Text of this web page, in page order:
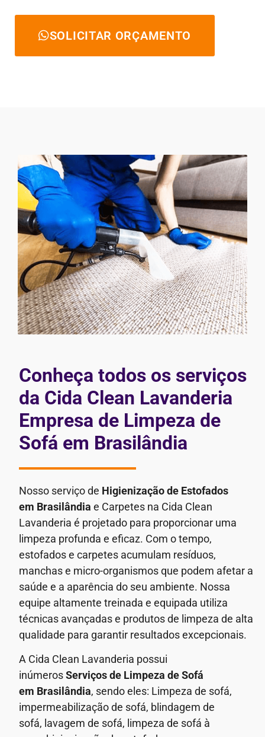
SOLICITAR ORÇAMENTO
Conheça todos os serviços
da Cida Clean Lavanderia
Empresa de Limpeza de
Sofá em Brasilândia
Nosso serviço de Higienização de Estofados
em Brasilândia e Carpetes na Cida Clean
Lavanderia é projetado para proporcionar uma
limpeza profunda e eficaz. Com o tempo,
estofados e carpetes acumulam resíduos,
manchas e micro-organismos que podem afetar a
saúde e a aparência do seu ambiente. Nossa
equipe altamente treinada e equipada utiliza
técnicas avançadas e produtos de limpeza de alta
qualidade para garantir resultados excepcionais.
A Cida Clean Lavanderia possui
inúmerosServiços de Limpeza de Sofá
em Brasilândia, sendo eles: Limpeza de sofá,
impermeabilização de sofá, blindagem de
sofá, lavagem de sofá, limpeza de sofá à